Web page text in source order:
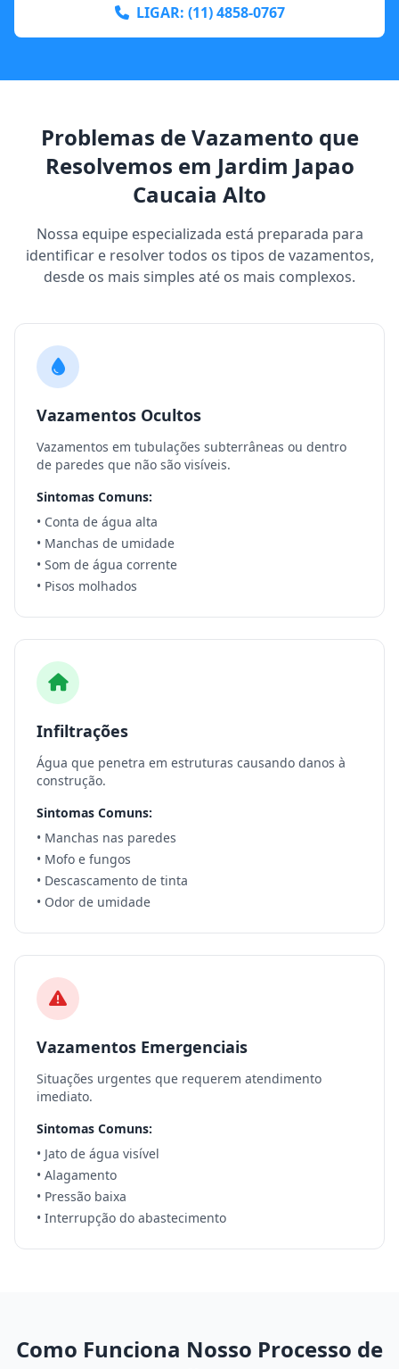
LIGAR: (11) 4858-0767
Problemas de Vazamento que
Resolvemos em Jardim Japao
Caucaia Alto
Nossa equipe especializada está preparada para
identificar e resolver todos os tipos de vazamentos,
desde os mais simples até os mais complexos.
Vazamentos Ocultos
Vazamentos em tubulações subterrâneas ou dentro
de paredes que não são visíveis.
Sintomas Comuns:
• Conta de água alta
• Manchas de umidade
• Som de água corrente
• Pisos molhados
Infiltrações
Água que penetra em estruturas causando danos à
construção.
Sintomas Comuns:
• Manchas nas paredes
• Mofo e fungos
• Descascamento de tinta
• Odor de umidade
Vazamentos Emergenciais
Situações urgentes que requerem atendimento
imediato.
Sintomas Comuns:
• Jato de água visível
• Alagamento
• Pressão baixa
• Interrupção do abastecimento
Como Funciona Nosso Processo de